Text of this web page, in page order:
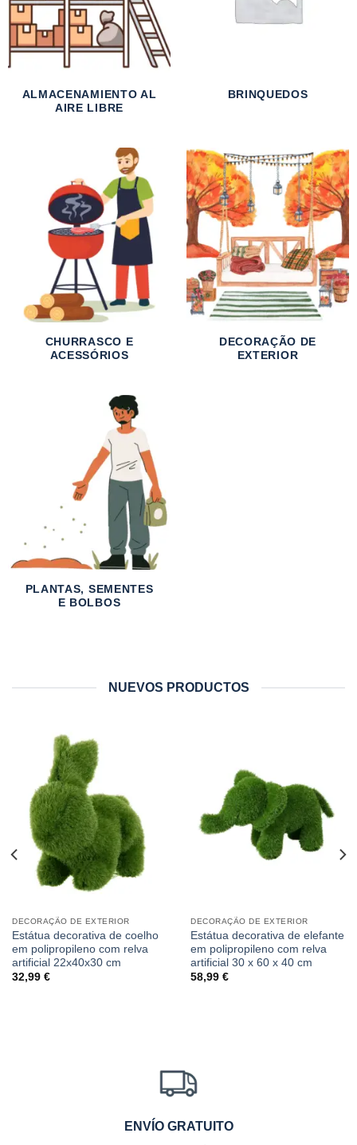
ALMACENAMIENTO AL
AIRE LIBRE
BRINQUEDOS
CHURRASCO E
ACESSÓRIOS
DECORAÇÃO DE
EXTERIOR
PLANTAS, SEMENTES
E BOLBOS
NUEVOS PRODUCTOS
DECORAÇÃO DE EXTERIOR
Estátua decorativa de coelho
em polipropileno com relva
artificial 22x40x30 cm
32,99 €
DECORAÇÃO DE EXTERIOR
Estátua decorativa de elefante
em polipropileno com relva
artificial 30 x 60 x 40 cm
58,99 €
ENVÍO GRATUITO